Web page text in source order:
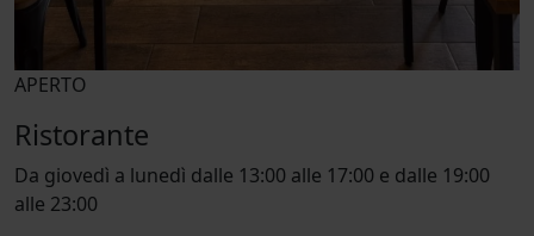
APERTO
Ristorante
Da giovedì a lunedì dalle 13:00 alle 17:00 e dalle 19:00
alle 23:00